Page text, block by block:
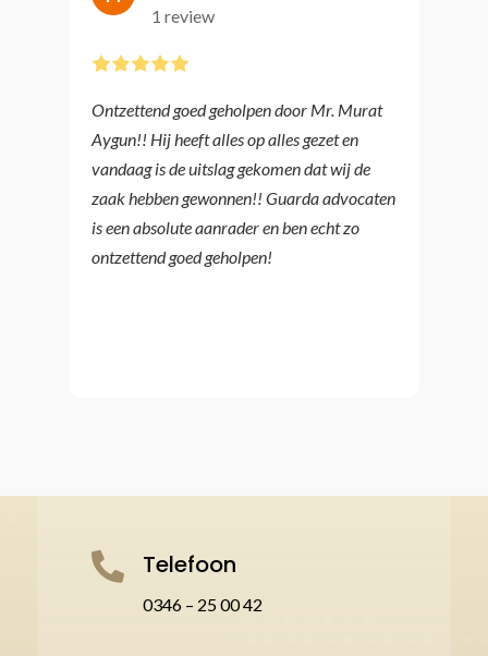
1 review
Ontzettend goed geholpen door Mr. Murat
Aygun!! Hij heeft alles op alles gezet en
vandaag is de uitslag gekomen dat wij de
zaak hebben gewonnen!! Guarda advocaten
is een absolute aanrader en ben echt zo
ontzettend goed geholpen!
 Telefoon
0346 – 25 00 42